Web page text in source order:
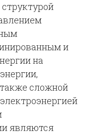
и
на
сложной
являются